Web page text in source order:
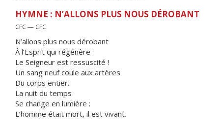
HYMNE : N’ALLONS PLUS NOUS DÉROBANT
CFC — CFC
N’allons plus nous dérobant
À l’Esprit qui régénère :
Le Seigneur est ressuscité !
Un sang neuf coule aux artères
Du corps entier.
La nuit du temps
Se change en lumière :
L’homme était mort, il est vivant.